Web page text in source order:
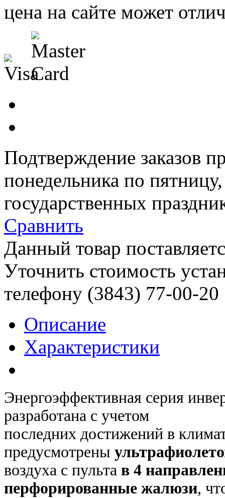
цена на сайте может
Подтверждение заказов
понедельника по
государственных
Сравнить
Данный товар
Уточнить стоимость
телефону (3843) 77-00-20
Описание
Характеристики
Энергоэффективная серия
разработана с учетом
последних достижений в
предусмотрены
воздуха с пульта в 4
перфорированные жалюзи,